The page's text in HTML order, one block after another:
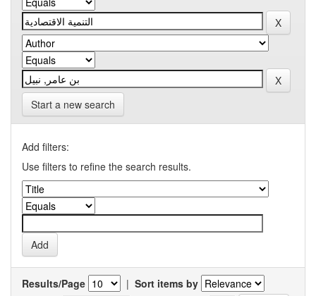
Start a new search
Add filters:
Use filters to refine the search results.
Results/Page | Sort items by